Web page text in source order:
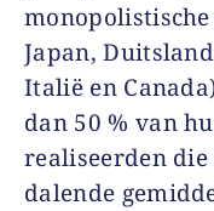
monopolistische
Japan,
Italië en
dan 50 % van
realiseerden
dalende